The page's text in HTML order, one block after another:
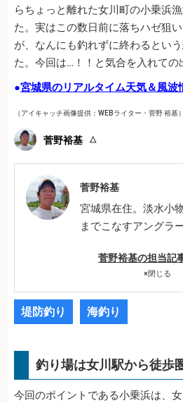
らちょっと離れた女川町の小乗浜
た。実はこの数日前に落ちハゼ狙
が、なんにも釣れずに終わるとい
た。今回は…！！と気合を入れての
●宮城県のリアルタイム天気＆風波
（アイキャッチ画像提供：WEBライター・菅野 裕基）
菅野裕基
菅野裕基
宮城県在住。淡水小
までこなすアングラー
菅野裕基の担当記
×閉じる
堤防釣り 海釣り
釣り場は女川駅から徒歩
今回のポイントである小乗浜は、